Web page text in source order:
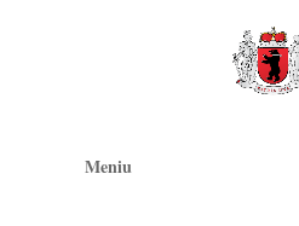
Meniu